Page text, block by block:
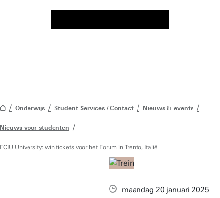
Onderwijs Student Services / Contact Nieuws & events
Nieuws voor studenten
ECIU University: win tickets voor het Forum in Trento, Italië
maandag 20 januari 2025